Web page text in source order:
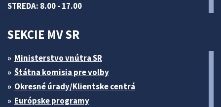
STREDA: 8.00 - 17.00
SEKCIE MV SR
Ministerstvo vnútra SR
Štátna komisia pre volby
Okresné úrady/Klientske centrá
Európske programy